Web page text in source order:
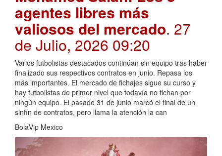
agentes libres más
valiosos del mercado. 27
de Julio, 2026 09:20
Varios futbolistas destacados continúan sin equipo tras haber
finalizado sus respectivos contratos en junio. Repasa los
más importantes. El mercado de fichajes sigue su curso y
hay futbolistas de primer nivel que todavía no fichan por
ningún equipo. El pasado 31 de junio marcó el final de un
sinfín de contratos, pero llama la atención la can
BolaVip Mexico